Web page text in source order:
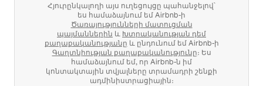
Հյուրընկալողի այս ուղեցույցը պահանջելով՝
ես համաձայնում եմ Airbnb-ի
Ծառայությունների մատուցման
պայմաններին և Խտրականության դեմ
քաղաքականությանը և ընդունում եմ Airbnb-ի
Գաղտնիության քաղաքականությունը։ Ես
համաձայնում եմ, որ Airbnb-ն իմ
կոնտակտային տվյալները տրամադրի շենքի
ադմինիստրացիային։